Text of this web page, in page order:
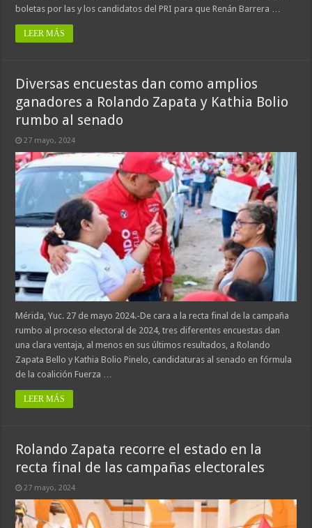
boletas por las y los candidatos del PRI para que Renán Barrera …
LEER MÁS
Diversas encuestas dan como amplios
ganadores a Rolando Zapata y Kathia Bolio
rumbo al senado
27 mayo, 2024
Mérida, Yuc. 27 de mayo 2024.-De cara a la recta final de la campaña
rumbo al proceso electoral de 2024, tres diferentes encuestas dan
una clara ventaja, al menos en sus últimos resultados, a Rolando
Zapata Bello y Kathia Bolio Pinelo, candidaturas al senado en fórmula
de la coalición Fuerza …
LEER MÁS
Rolando Zapata recorre el estado en la
recta final de las campañas electorales
27 mayo, 2024